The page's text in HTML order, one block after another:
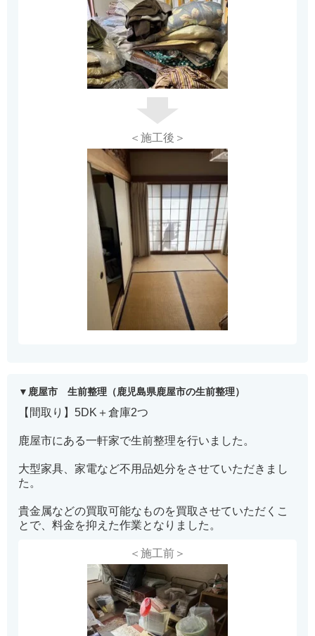
＜施工後＞
鹿屋市 生前整理（鹿児島県鹿屋市の生前整理）
【間取り】5DK＋倉庫2つ
鹿屋市にある一軒家で生前整理を行いました。
大型家具、家電など不用品処分をさせていただきまし
た。
貴金属などの買取可能なものを買取させていただくこ
とで、料金を抑えた作業となりました。
＜施工前＞